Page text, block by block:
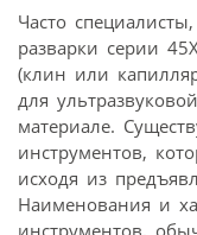
Часто
разварки серии
(клин или
для
материале.
инструментов,
исходя из
Наименования и
инструментов,